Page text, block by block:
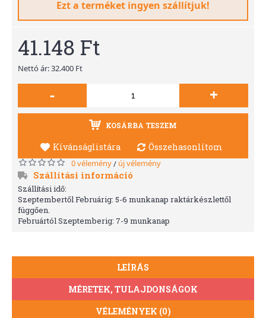
Ezt a terméket ingyen szállítjuk!
41.148 Ft
Nettó ár: 32.400 Ft
- +
KOSÁRBA TESZEM
Kívánságlistára Összehasonlítom
0 vélemény/ új vélemény
Szállítási információ
Szállítási idő:
Szeptembertől Februárig: 5-6 munkanap raktárkészlettől
függően.
Februártól Szeptemberig: 7-9 munkanap
LEÍRÁS
MÉRETEK, TULAJDONSÁGOK
VÉLEMÉNYEK (0)